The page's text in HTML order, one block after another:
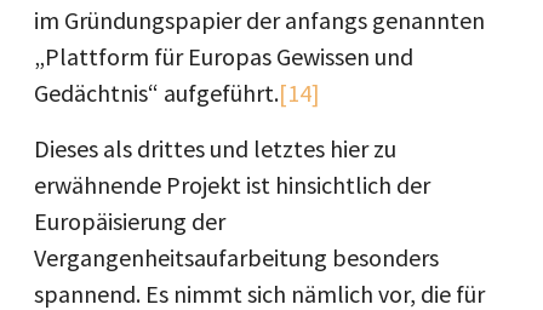
im Gründungspapier der anfangs genannten
„Plattform für Europas Gewissen und
Gedächtnis“ aufgeführt.[14]
Dieses als drittes und letztes hier zu
erwähnende Projekt ist hinsichtlich der
Europäisierung der
Vergangenheitsaufarbeitung besonders
spannend. Es nimmt sich nämlich vor, die für